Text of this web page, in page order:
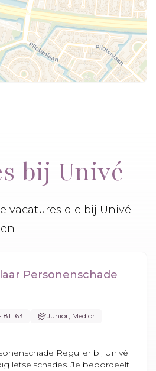
bij Univé
vacatures die bij Univé
Personenschade
Junior, Medior
Regulier bij Univé
letselschades. Je beoordeelt